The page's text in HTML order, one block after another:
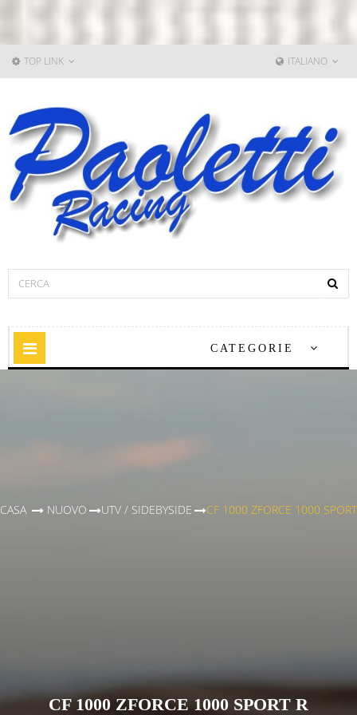
TOP LINK ITALIANO
CATEGORIE
Navigazione
Toggle
CASA > NUOVO > UTV / SIDEBYSIDE > CF 1000 ZFORCE 1000 SPORT
CF 1000 ZFORCE 1000 SPORT R